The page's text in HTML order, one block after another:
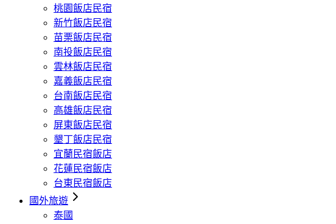
桃園飯店民宿
新竹飯店民宿
苗栗飯店民宿
南投飯店民宿
雲林飯店民宿
嘉義飯店民宿
台南飯店民宿
高雄飯店民宿
屏東飯店民宿
墾丁飯店民宿
宜蘭民宿飯店
花蓮民宿飯店
台東民宿飯店
國外旅遊
泰國